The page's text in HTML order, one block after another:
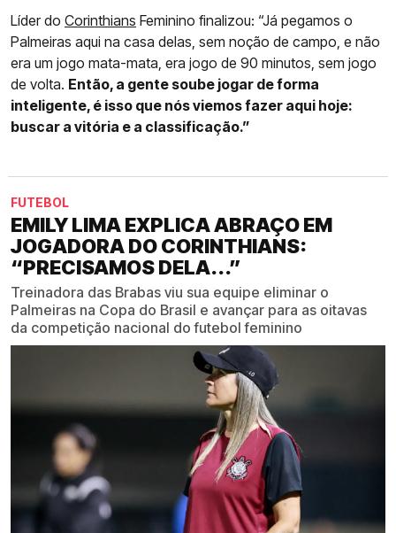
Líder do Corinthians Feminino finalizou: “Já pegamos o
Palmeiras aqui na casa delas, sem noção de campo, e não
era um jogo mata-mata, era jogo de 90 minutos, sem jogo
de volta. Então, a gente soube jogar de forma
inteligente, é isso que nós viemos fazer aqui hoje:
buscar a vitória e a classificação.”
FUTEBOL
EMILY LIMA EXPLICA ABRAÇO EM
JOGADORA DO CORINTHIANS:
“PRECISAMOS DELA...”
Treinadora das Brabas viu sua equipe eliminar o
Palmeiras na Copa do Brasil e avançar para as oitavas
da competição nacional do futebol feminino